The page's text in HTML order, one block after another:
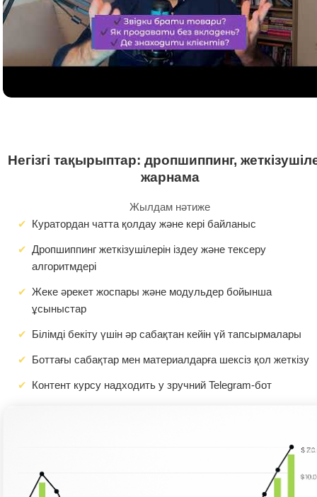
Негізгі тақырыптар: дропшиппинг,
жарнама
Жылдам нәтиже
Куратордан чатта қолдау және кері байланыс
Дропшиппинг жеткізушілерін іздеу және тексеру
алгоритмдері
Жеке әрекет жоспары және модульдер бойынша
ұсыныстар
Білімді бекіту үшін әр сабақтан кейін үй тапсырмалары
Боттағы сабақтар мен материалдарға шексіз қол жеткізу
Контент курсу надходить у зручний Telegram-бот